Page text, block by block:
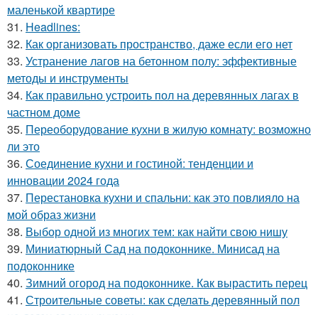
маленькой квартире
31. Headlines:
32. Как организовать пространство, даже если его нет
33. Устранение лагов на бетонном полу: эффективные
методы и инструменты
34. Как правильно устроить пол на деревянных лагах в
частном доме
35. Переоборудование кухни в жилую комнату: возможно
ли это
36. Соединение кухни и гостиной: тенденции и
инновации 2024 года
37. Перестановка кухни и спальни: как это повлияло на
мой образ жизни
38. Выбор одной из многих тем: как найти свою нишу
39. Миниатюрный Сад на подоконнике. Минисад на
подоконнике
40. Зимний огород на подоконнике. Как вырастить перец
41. Строительные советы: как сделать деревянный пол